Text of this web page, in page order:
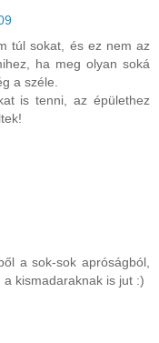
túl sokat, és ez nem az
ha meg olyan soká
a széle.
is tenni, az épülethez
a sok-sok apróságból,
kismadaraknak is jut :)